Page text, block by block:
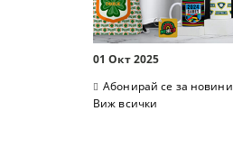
01 Окт 2025
Абонирай се за новини
Виж всички